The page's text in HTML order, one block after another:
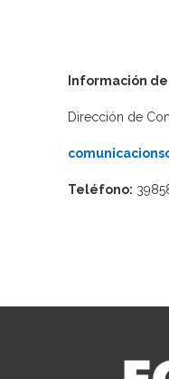
Información
Dirección de
Teléfono: